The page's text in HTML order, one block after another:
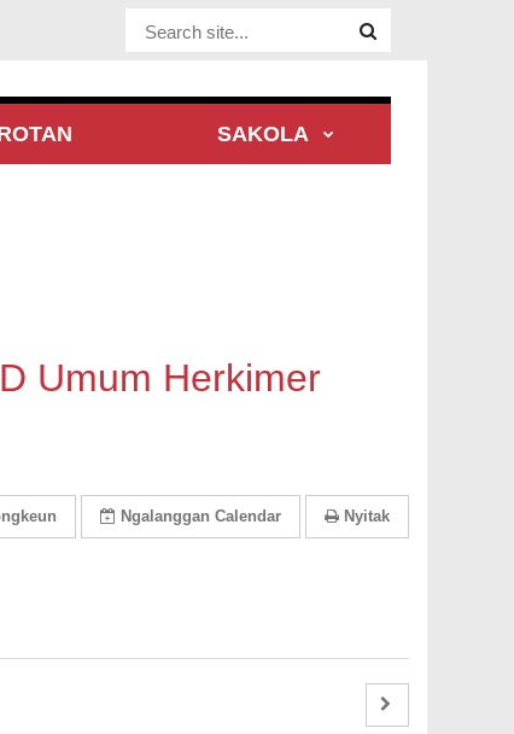
Website Site
SAKOLA
Umum Herkimer
Ngalanggan Calendar Nyitak